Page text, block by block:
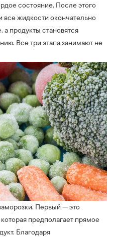
состояние. После этого
жидкости окончательно
а продукты становятся
Все три этапа занимают не
Первый — это
предполагает прямое
Благодаря